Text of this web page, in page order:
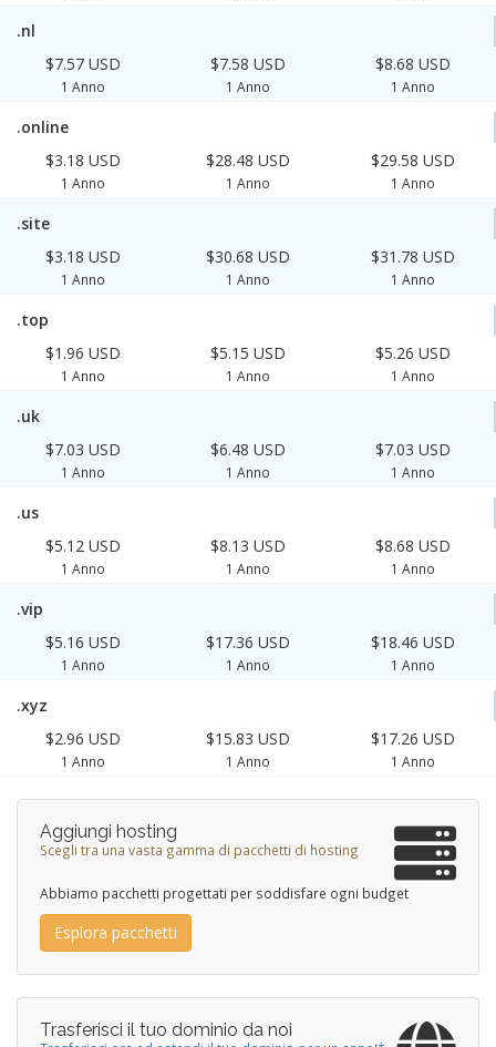
.nl
$7.57 USD
1 Anno
$7.58 USD
1 Anno
$8.68 USD
1 Anno
.online
$3.18 USD
1 Anno
$28.48 USD
1 Anno
$29.58 USD
1 Anno
.site
$3.18 USD
1 Anno
$30.68 USD
1 Anno
$31.78 USD
1 Anno
.top
$1.96 USD
1 Anno
$5.15 USD
1 Anno
$5.26 USD
1 Anno
.uk
$7.03 USD
1 Anno
$6.48 USD
1 Anno
$7.03 USD
1 Anno
.us
$5.12 USD
1 Anno
$8.13 USD
1 Anno
$8.68 USD
1 Anno
.vip
$5.16 USD
1 Anno
$17.36 USD
1 Anno
$18.46 USD
1 Anno
.xyz
$2.96 USD
1 Anno
$15.83 USD
1 Anno
$17.26 USD
1 Anno
Aggiungi hosting
Scegli tra una vasta gamma di pacchetti di hosting
Abbiamo pacchetti progettati per soddisfare ogni budget
Esplora pacchetti
Trasferisci il tuo dominio da noi